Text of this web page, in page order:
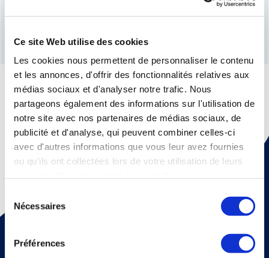
Ce site Web utilise des cookies
Les cookies nous permettent de personnaliser le contenu
et les annonces, d'offrir des fonctionnalités relatives aux
médias sociaux et d'analyser notre trafic. Nous
partageons également des informations sur l'utilisation de
notre site avec nos partenaires de médias sociaux, de
publicité et d'analyse, qui peuvent combiner celles-ci
avec d'autres informations que vous leur avez fournies
ou qu'ils ont collectées lors de votre utilisation de leurs
Nécessaires
Préférences
Rechercher et localiser
la médecine thermale et nos dossiers scientiﬁques,
abonnez vous à notre newsletter !